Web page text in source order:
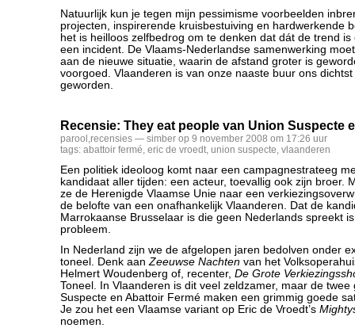
Natuurlijk kun je tegen mijn pessimisme voorbeelden
projecten, inspirerende kruisbestuiving en hardwerkende
het is heilloos zelfbedrog om te denken dat dát de trend
een incident. De Vlaams-Nederlandse samenwerking
aan de nieuwe situatie, waarin de afstand groter is
voorgoed. Vlaanderen is van onze naaste buur ons
geworden.
Recensie: They eat people van Union Suspecte
parool ,recensies — simber op 9 november 2008 om 17:26 uur
tags: abattoir fermé, eric de vroedt, union suspecte, vlaanderen
Een politiek ideoloog komt naar een campagnestrateeg
kandidaat aller tijden: een acteur, toevallig ook zijn broer.
ze de Herenigde Vlaamse Unie naar een
de belofte van een onafhankelijk Vlaanderen. Dat de
Marrokaanse Brusselaar is die geen Nederlands spreekt
probleem.
In Nederland zijn we de afgelopen jaren bedolven onder
toneel. Denk aanZeeuwse Nachten van het
Helmert Woudenberg of, recenter, De Grote
Toneel. In Vlaanderen is dit veel zeldzamer, maar de twee
Suspecte en Abattoir Fermé maken een grimmig goede
Je zou het een Vlaamse variant op Eric de Vroedt’s
noemen.